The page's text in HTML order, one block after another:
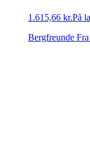
1.615,66 kr.På
Bergfreunde